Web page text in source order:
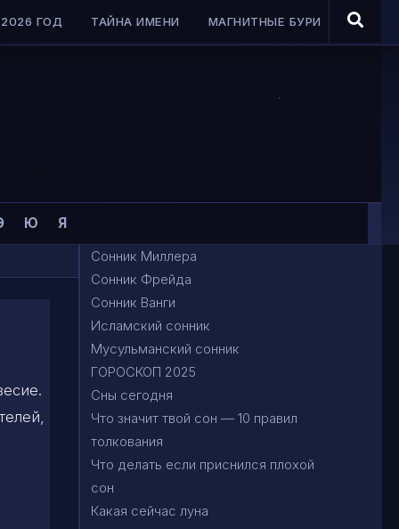
ГОД ТАЙНА ИМЕНИ МАГНИТНЫЕ БУРИ
Ю Я
Сонник Миллера
Сонник Фрейда
Сонник Ванги
Исламский сонник
Мусульманский сонник
ГОРОСКОП 2025
Сны сегодня
Что значит твой сон — 10 правил
толкования
Что делать если приснился плохой
сон
Какая сейчас луна